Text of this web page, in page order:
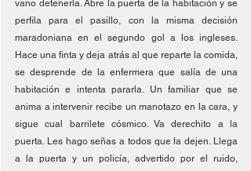
vano detenerla. Abre la puerta de la habitación y se
perfila para el pasillo, con la misma decisión
maradoniana en el segundo gol a los ingleses.
Hace una finta y deja atrás al que reparte la comida,
se desprende de la enfermera que salía de una
habitación e intenta pararla. Un familiar que se
anima a intervenir recibe un manotazo en la cara, y
sigue cual barrilete cósmico. Va derechito a la
puerta. Les hago señas a todos que la dejen. Llega
a la puerta y un policía, advertido por el ruido,